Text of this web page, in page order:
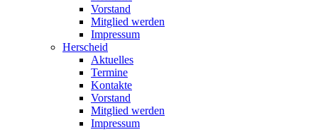
Vorstand
Mitglied werden
Impressum
Herscheid
Aktuelles
Termine
Kontakte
Vorstand
Mitglied werden
Impressum